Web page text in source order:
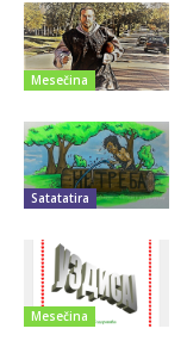
Mesečina
Satatatira
Mesečina